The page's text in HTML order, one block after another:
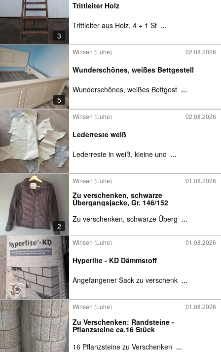
3
Trittleiter Holz
Trittleiter aus Holz, 4 + 1 St ...
5
Winsen (Luhe) 02.08.2026
Wunderschönes, weißes Bettgestell
Wunderschönes, weißes Bettgest ...
Winsen (Luhe) 02.08.2026
Lederreste weiß
Lederreste in weiß, kleine und ...
2
Winsen (Luhe) 01.08.2026
Zu verschenken, schwarze
Übergangsjacke, Gr. 146/152
Zu verschenken, schwarze Überg ...
Winsen (Luhe) 01.08.2026
Hyperlite - KD Dämmstoff
Angefangener Sack zu verschenk ...
Winsen (Luhe) 01.08.2026
Zu Verschenken: Randsteine -
Pflanzsteine ca.16 Stück
16 Pflanzsteine zu Verschenken ...